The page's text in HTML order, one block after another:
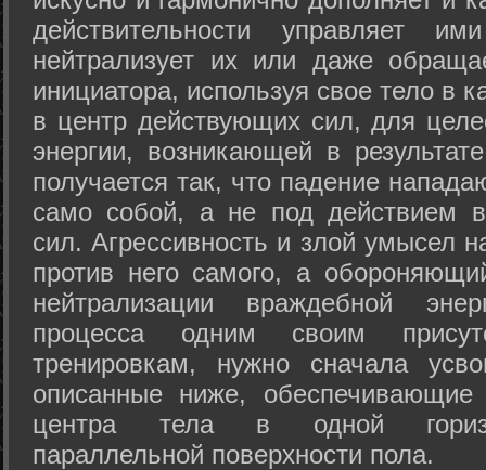
действительности управляет
нейтрализует их или даже
инициатора, используя свое тело в
в центр действующих сил, для
энергии, возникающей в
получается так, что падение
само собой, а не под действием
сил. Агрессивность и злой умысел
против него самого, а
нейтрализации враждебной
процесса одним своим
тренировкам, нужно сначала
описанные ниже, обеспечивающие
центра тела в одной
параллельной поверхности пола.